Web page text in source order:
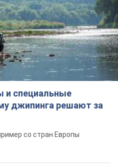
и специальные
джипинга решают за
со стран Европы